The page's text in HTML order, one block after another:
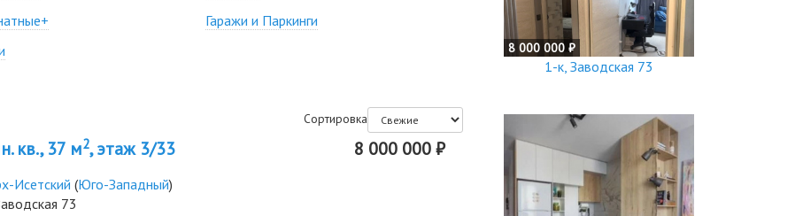
Гаражи и Паркинги
Сортировка
кв., 37 м2, этаж 3/33 8 000 000 ₽
Исетский (Юго-Западный)
73
8 000 000 ₽
1-к, Заводская 73